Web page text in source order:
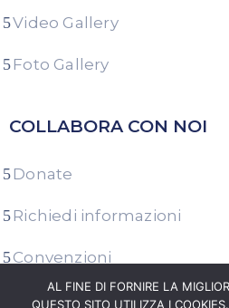
Video Gallery
Foto Gallery
COLLABORA CON NOI
Donate
Richiedi informazioni
Convenzioni
Area Stampa
AL FINE DI FORNIRE LA
QUESTO SITO UTILIZZA I